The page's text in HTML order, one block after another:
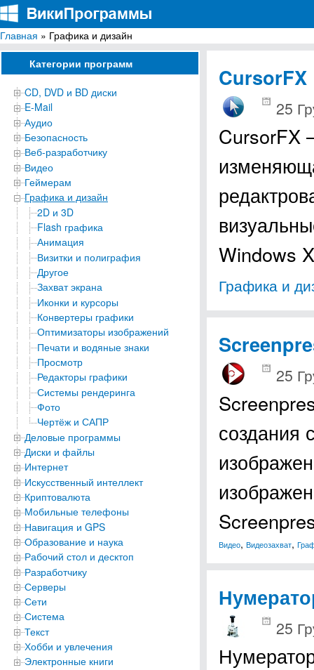
ВикиПрограммы
Энциклопедия бесплатных компьютерных программ для Windows
Главная » Графика и дизайн
Категории программ
CD, DVD и BD диски
E-Mail
Аудио
Безопасность
Веб-разработчику
Видео
Геймерам
Графика и дизайн
2D и 3D
Flash графика
Анимация
Визитки и полиграфия
Другое
Захват экрана
Иконки и курсоры
Конвертеры графики
Оптимизаторы изображений
Печати и водяные знаки
Просмотр
Редакторы графики
Системы рендеринга
Фото
Чертёж и САПР
Деловые программы
Диски и файлы
Интернет
Искусственный интеллект
Криптовалюта
Мобильные телефоны
Навигация и GPS
Образование и наука
Рабочий стол и десктоп
Разработчику
Серверы
Сети
Система
Текст
Хобби и увлечения
Электронные книги
CursorFX
25
CursorFX
Windows
Графика и
25
создания
Видео, Видеозахват,
25